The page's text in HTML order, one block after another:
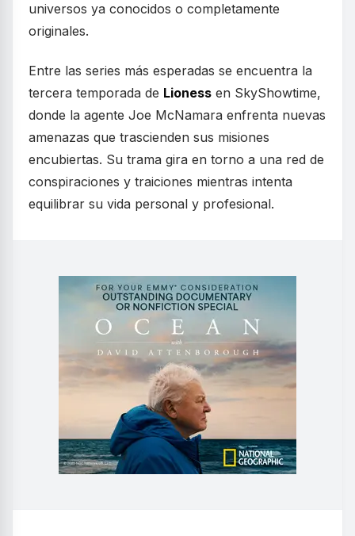
universos ya conocidos o completamente
originales.
Entre las series más esperadas se encuentra la
tercera temporada de Lioness en SkyShowtime,
donde la agente Joe McNamara enfrenta nuevas
amenazas que trascienden sus misiones
encubiertas. Su trama gira en torno a una red de
conspiraciones y traiciones mientras intenta
equilibrar su vida personal y profesional.